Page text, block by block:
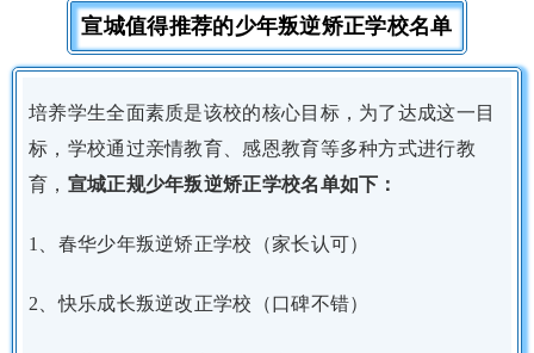
宣城值得推荐的少年叛逆矫正学校名单
培养学生全面素质是该校的核心目标，为了达成这一目
标，学校通过亲情教育、感恩教育等多种方式进行教
育， 宣城正规少年叛逆矫正学校名单如下：
1、春华少年叛逆矫正学校（家长认可）
2、快乐成长叛逆改正学校（口碑不错）